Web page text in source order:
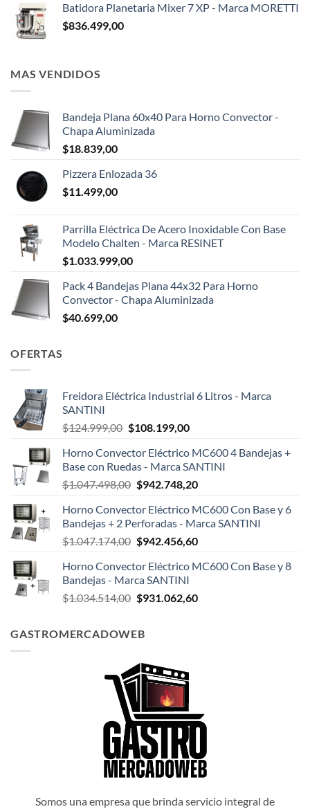
Batidora Planetaria Mixer 7 XP - Marca MORETTI
$836.499,00
MAS VENDIDOS
Bandeja Plana 60x40 Para Horno Convector -
Chapa Aluminizada
$18.839,00
Pizzera Enlozada 36
$11.499,00
Parrilla Eléctrica De Acero Inoxidable Con Base
Modelo Chalten - Marca RESINET
$1.033.999,00
Pack 4 Bandejas Plana 44x32 Para Horno
Convector - Chapa Aluminizada
$40.699,00
OFERTAS
Freidora Eléctrica Industrial 6 Litros - Marca
SANTINI
$124.999,00 El
original
era:
$124.999,00.
$108.199,00El
actual
es:
$108.199,00.
Horno Convector Eléctrico MC600 4 Bandejas +
Base con Ruedas - Marca SANTINI
$1.047.498,00 El
original
era:
$1.047.498,00.
$942.748,20El
actual
es:
$942.748,20.
Horno Convector Eléctrico MC600 Con Base y 6
Bandejas + 2 Perforadas - Marca SANTINI
$1.047.174,00 El
original
era:
$1.047.174,00.
$942.456,60El
actual
$942.456,60.
Horno Convector Eléctrico MC600 Con Base y 8
Bandejas - Marca SANTINI
$1.034.514,00 El
era:
$931.062,60El
GASTROMERCADOWEB
Somos una empresa que brinda servicio integral de